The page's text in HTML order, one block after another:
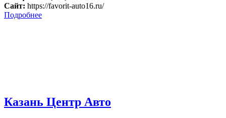
Сайт: https://favorit-auto16.ru/
Подробнее
Казань Центр Авто